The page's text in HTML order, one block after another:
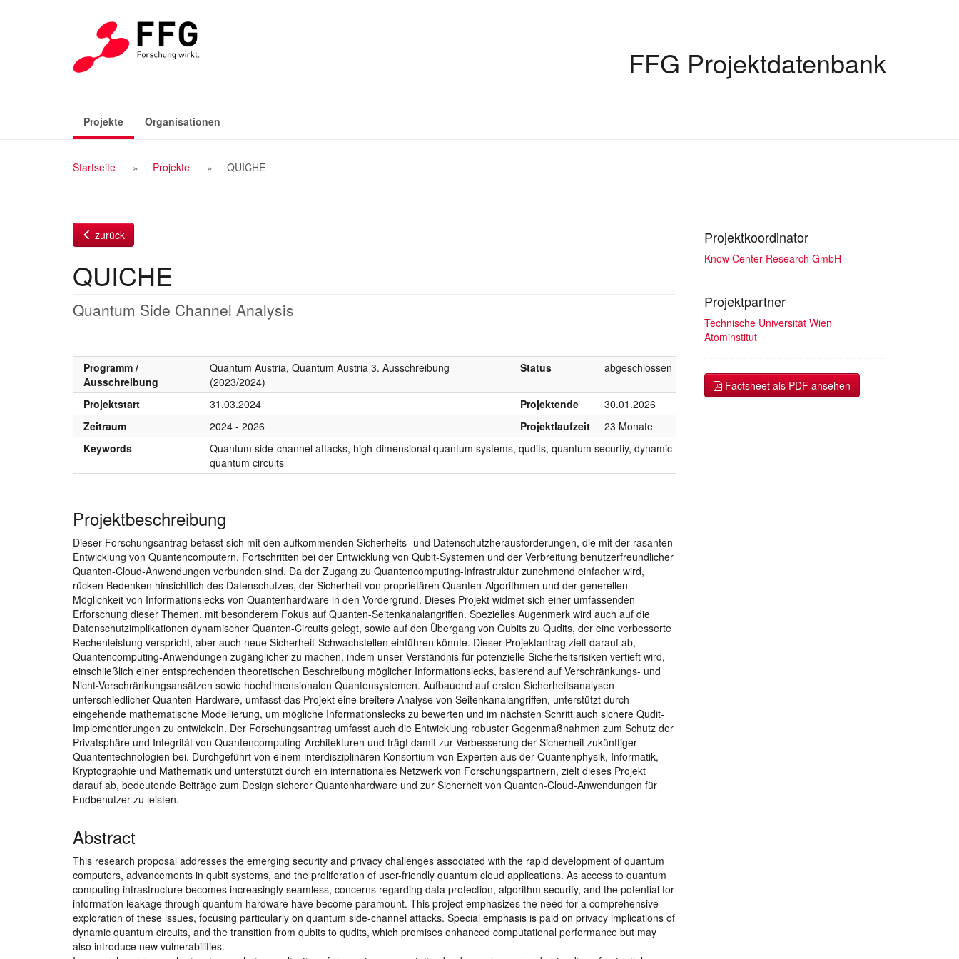
FFG Projektdatenbank
Projekte(aktiv)Organisationen
Breadcrumb
Startseite Projekte QUICHE
zurück
QUICHE
Quantum Side Channel Analysis
Programm /
Ausschreibung
Quantum Austria, Quantum Austria 3. Ausschreibung
(2023/2024)
Status abgeschlossen
Projektstart 31.03.2024 Projektende
30.01.2026
Zeitraum
2024 - 2026 Projektlaufzeit
23 Monate
Keywords
Quantum side-channel attacks, high-dimensional quantum systems, qudits, quantum securtiy, dynamic
quantum circuits
Projektbeschreibung
Dieser Forschungsantrag befasst sich mit den aufkommenden Sicherheits- und Datenschutzherausforderungen, die mit der rasanten
Entwicklung von Quantencomputern, Fortschritten bei der Entwicklung von Qubit-Systemen und der Verbreitung benutzerfreundlicher
Quanten-Cloud-Anwendungen verbunden sind. Da der Zugang zu Quantencomputing-Infrastruktur zunehmend einfacher wird,
rücken Bedenken hinsichtlich des Datenschutzes, der Sicherheit von proprietären Quanten-Algorithmen und der generellen
Möglichkeit von Informationslecks von Quantenhardware in den Vordergrund. Dieses Projekt widmet sich einer umfassenden
Erforschung dieser Themen, mit besonderem Fokus auf Quanten-Seitenkanalangriffen. Spezielles Augenmerk wird auch auf die
Datenschutzimplikationen dynamischer Quanten-Circuits gelegt, sowie auf den Übergang von Qubits zu Qudits, der eine verbesserte
Rechenleistung verspricht, aber auch neue Sicherheit-Schwachstellen einführen könnte. Dieser Projektantrag zielt darauf ab,
Quantencomputing-Anwendungen zugänglicher zu machen, indem unser Verständnis für potenzielle Sicherheitsrisiken vertieft wird,
einschließlich einer entsprechenden theoretischen Beschreibung möglicher Informationslecks, basierend auf Verschränkungs- und
Nicht-Verschränkungsansätzen sowie hochdimensionalen Quantensystemen. Aufbauend auf ersten Sicherheitsanalysen
unterschiedlicher Quanten-Hardware, umfasst das Projekt eine breitere Analyse von Seitenkanalangriffen, unterstützt durch
eingehende mathematische Modellierung, um mögliche Informationslecks zu bewerten und im nächsten Schritt auch sichere Qudit-
Implementierungen zu entwickeln. Der Forschungsantrag umfasst auch die Entwicklung robuster Gegenmaßnahmen zum Schutz der
Privatsphäre und Integrität von Quantencomputing-Architekturen und trägt damit zur Verbesserung der Sicherheit zukünftiger
Quantentechnologien bei. Durchgeführt von einem interdisziplinären Konsortium von Experten aus der Quantenphysik, Informatik,
Kryptographie und Mathematik und unterstützt durch ein internationales Netzwerk von Forschungspartnern, zielt dieses Projekt
darauf ab, bedeutende Beiträge zum Design sicherer Quantenhardware und zur Sicherheit von Quanten-Cloud-Anwendungen für
Endbenutzer zu leisten.
Abstract
This research proposal addresses the emerging security and privacy challenges associated with the rapid development of quantum
computers, advancements in qubit systems, and the proliferation of user-friendly quantum cloud applications. As access to quantum
computing infrastructure becomes increasingly seamless, concerns regarding data protection, algorithm security, and the potential for
information leakage through quantum hardware have become paramount. This project emphasizes the need for a comprehensive
exploration of these issues, focusing particularly on quantum side-channel attacks. Special emphasis is paid on privacy implications of
dynamic quantum circuits, and the transition from qubits to qudits, which promises enhanced computational performance but may
also introduce new vulnerabilities.
Projektkoordinator
Know Center Research GmbH
Projektpartner
Technische Universität Wien
Atominstitut
Factsheet als PDF ansehen